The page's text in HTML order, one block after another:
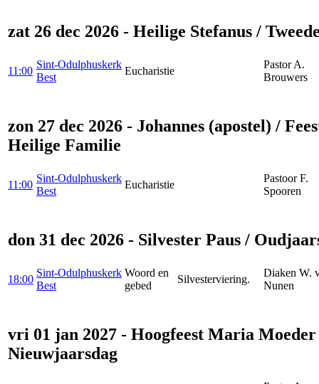
zat 26 dec 2026 - Heilige Stefanus /
11:00
Sint-Odulphuskerk
Best
Eucharistie
Pastor A.
Brouwers
zon 27 dec 2026 - Johannes (apostel) /
Heilige Familie
11:00
Sint-Odulphuskerk
Best
Eucharistie
Pastoor F.
Spooren
don 31 dec 2026 - Silvester Paus /
18:00
Sint-Odulphuskerk
Best
Woord en
gebed
Silvesterviering.
Diaken W.
Nunen
vri 01 jan 2027 - Hoogfeest Maria
Nieuwjaarsdag